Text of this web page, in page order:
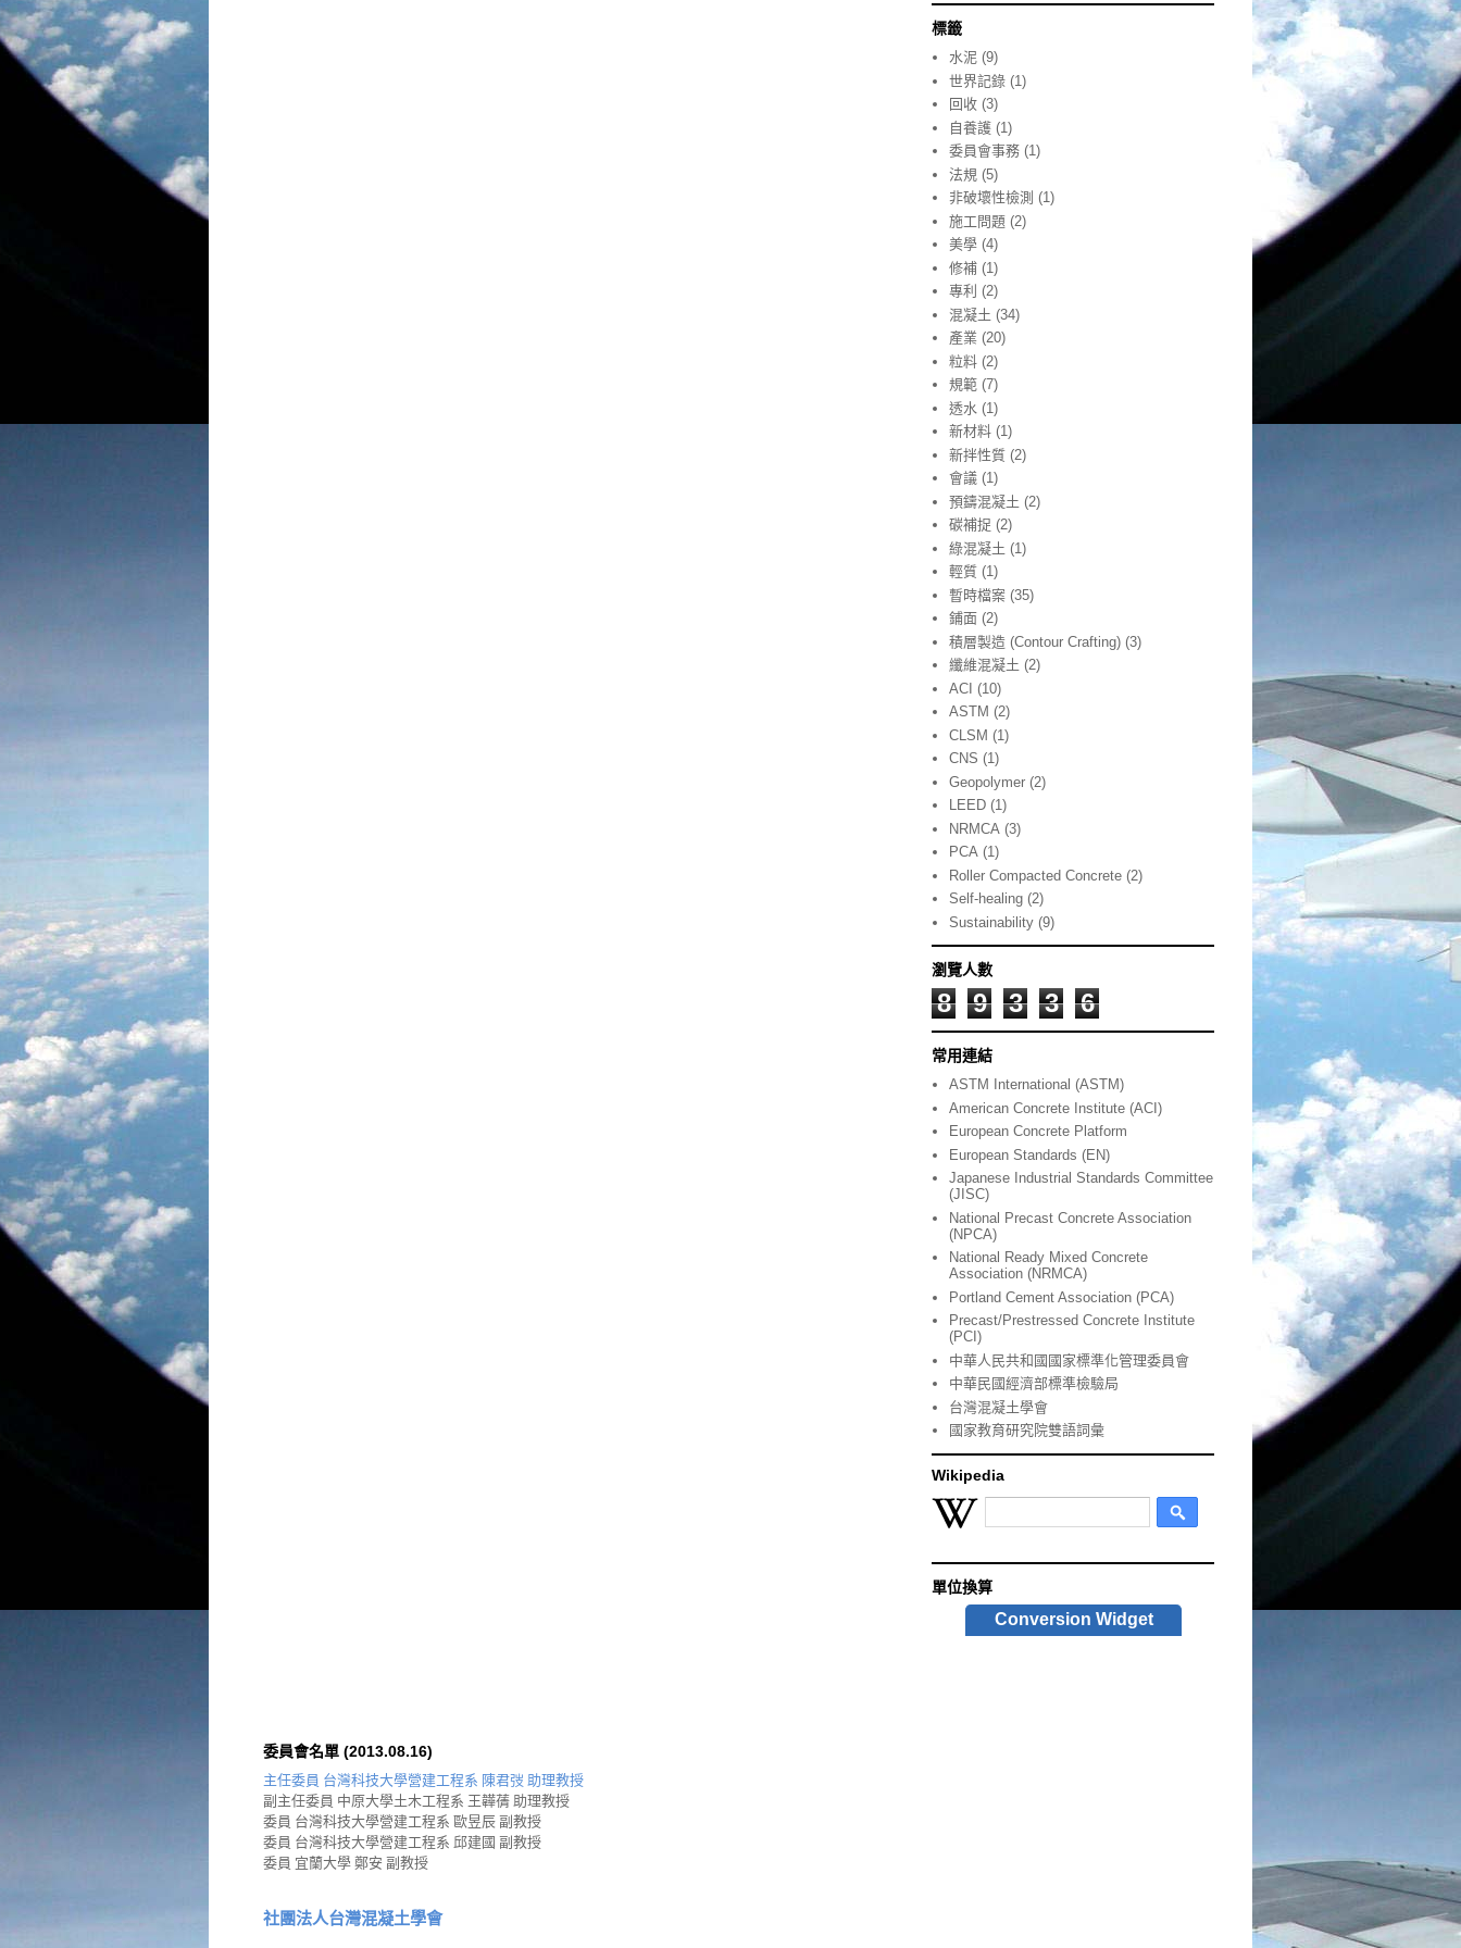
標籤
水泥 (9)
世界記錄 (1)
回收 (3)
自養護 (1)
委員會事務 (1)
法規 (5)
非破壞性檢測 (1)
施工問題 (2)
美學 (4)
修補 (1)
專利 (2)
混凝土 (34)
產業 (20)
粒料 (2)
規範 (7)
透水 (1)
新材料 (1)
新拌性質 (2)
會議 (1)
預鑄混凝土 (2)
碳補捉 (2)
綠混凝土 (1)
輕質 (1)
暫時檔案 (35)
鋪面 (2)
積層製造 (Contour Crafting) (3)
纖維混凝土 (2)
ACI (10)
ASTM (2)
CLSM (1)
CNS (1)
Geopolymer (2)
LEED (1)
NRMCA (3)
PCA (1)
Roller Compacted Concrete (2)
Self-healing (2)
Sustainability (9)
瀏覽人數
8 9 3 3 6
常用連結
ASTM International (ASTM)
American Concrete Institute (ACI)
European Concrete Platform
European Standards (EN)
Japanese Industrial Standards Committee
(JISC)
National Precast Concrete Association
(NPCA)
National Ready Mixed Concrete
Association (NRMCA)
Portland Cement Association (PCA)
Precast/Prestressed Concrete Institute
(PCI)
中華人民共和國國家標準化管理委員會
中華民國經濟部標準檢驗局
台灣混凝土學會
國家教育研究院雙語詞彙
Wikipedia
單位換算
Conversion Widget
委員會名單 (2013.08.16)
主任委員 台灣科技大學營建工程系 陳君弢 助理教授
副主任委員 中原大學土木工程系 王韡蒨 助理教授
委員 台灣科技大學營建工程系 歐昱辰 副教授
委員 台灣科技大學營建工程系 邱建國 副教授
委員 宜蘭大學 鄭安 副教授
社團法人台灣混凝土學會